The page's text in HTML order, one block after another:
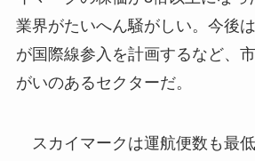
業界がたいへん騒がしい。今後
が国際線参入を計画するなど、
がいのあるセクターだ。
スカイマークは運航便数も最低